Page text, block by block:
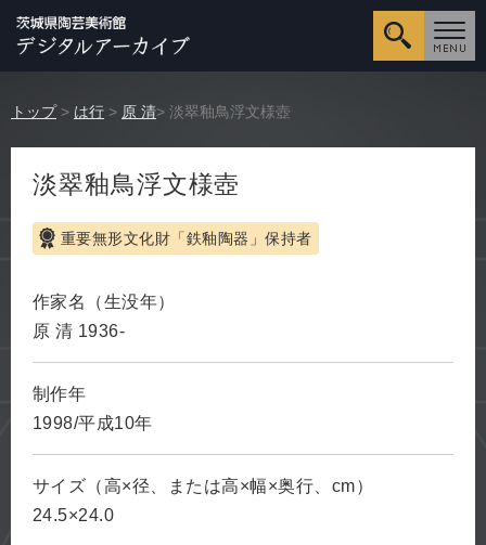
詳細検
トップ > は行 > 原 清> 淡翠釉鳥浮文様壺
淡翠釉鳥浮文様壺
重要無形文化財「鉄釉陶器」保持者
作家名（生没年）
原 清 1936-
制作年
1998/平成10年
サイズ（高×径、または高×幅×奥行、cm）
24.5×24.0